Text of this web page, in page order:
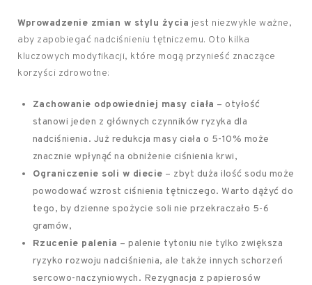
Wprowadzenie zmian w stylu życia jest niezwykle ważne,
aby zapobiegać nadciśnieniu tętniczemu. Oto kilka
kluczowych modyfikacji, które mogą przynieść znaczące
korzyści zdrowotne:
Zachowanie odpowiedniej masy ciała – otyłość
stanowi jeden z głównych czynników ryzyka dla
nadciśnienia. Już redukcja masy ciała o 5-10% może
znacznie wpłynąć na obniżenie ciśnienia krwi,
Ograniczenie soli w diecie – zbyt duża ilość sodu może
powodować wzrost ciśnienia tętniczego. Warto dążyć do
tego, by dzienne spożycie soli nie przekraczało 5-6
gramów,
Rzucenie palenia – palenie tytoniu nie tylko zwiększa
ryzyko rozwoju nadciśnienia, ale także innych schorzeń
sercowo-naczyniowych. Rezygnacja z papierosów